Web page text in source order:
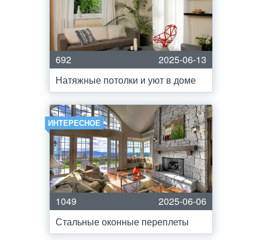
692
2025-06-13
Натяжные потолки и уют в доме
ИНТЕРЕСНОЕ
1049
2025-06-06
Стальные оконные переплеты